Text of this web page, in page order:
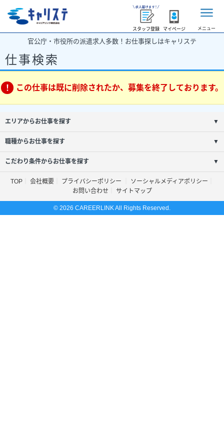
スタッフ登録 マイページ メニュー
官公庁・市役所の派遣求人多数！お仕事探しはキャリステ
仕事検索
この仕事は既に削除されたか、募集を終了しております。
エリアからお仕事を探す ▼
職種からお仕事を探す ▼
こだわり条件からお仕事を探す ▼
TOP 会社概要 プライバシーポリシー
ソーシャルメディアポリシー
お問い合わせ
サイトマップ
© 2026 CAREERLINK All Rights Reserved.